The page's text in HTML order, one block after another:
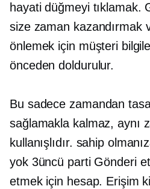
hayati düğmeyi tıklamak.
size zaman kazandırmak
önlemek için müşteri
önceden doldurulur.
Bu sadece zamandan
sağlamakla kalmaz, aynı
kullanışlıdır. sahip
yok 3üncü partiGönderi
etmek için hesap. Erişim